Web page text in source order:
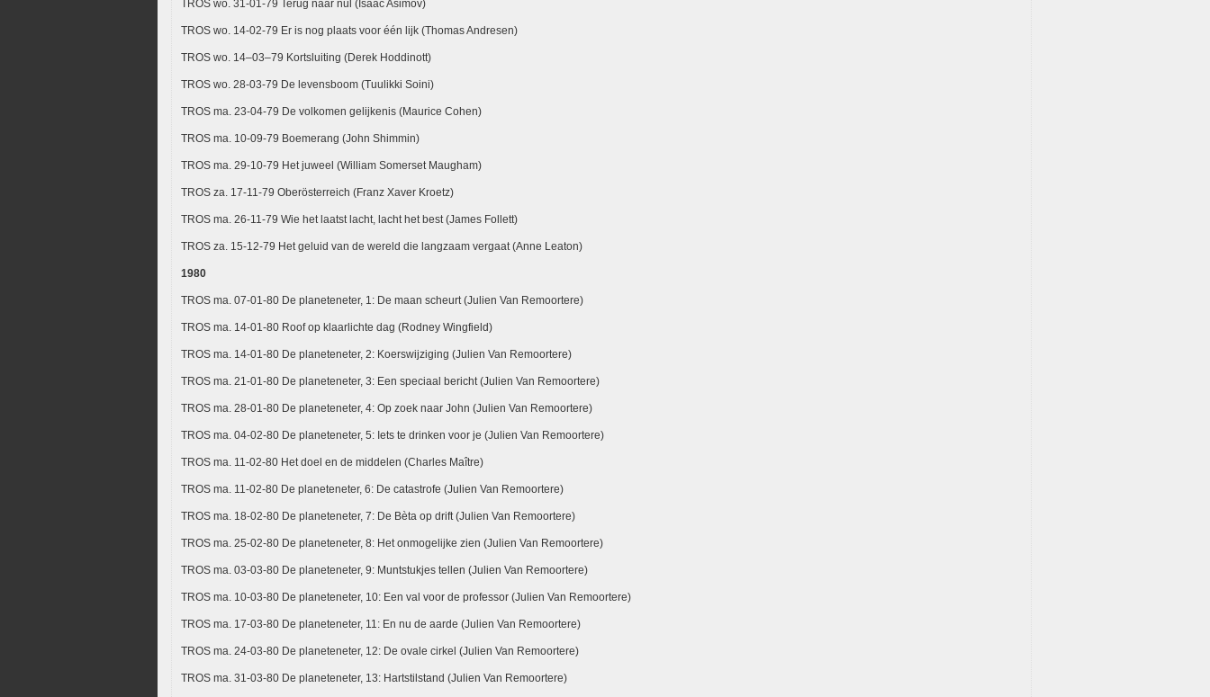
TROS wo. 31-01-79 Terug naar nul (Isaac Asimov)
TROS wo. 14-02-79 Er is nog plaats voor één lijk (Thomas Andresen)
TROS wo. 14–03–79 Kortsluiting (Derek Hoddinott)
TROS wo. 28-03-79 De levensboom (Tuulikki Soini)
TROS ma. 23-04-79 De volkomen gelijkenis (Maurice Cohen)
TROS ma. 10-09-79 Boemerang (John Shimmin)
TROS ma. 29-10-79 Het juweel (William Somerset Maugham)
TROS za. 17-11-79 Oberösterreich (Franz Xaver Kroetz)
TROS ma. 26-11-79 Wie het laatst lacht, lacht het best (James Follett)
TROS za. 15-12-79 Het geluid van de wereld die langzaam vergaat (Anne Leaton)
1980
TROS ma. 07-01-80 De planeteneter, 1: De maan scheurt (Julien Van Remoortere)
TROS ma. 14-01-80 Roof op klaarlichte dag (Rodney Wingfield)
TROS ma. 14-01-80 De planeteneter, 2: Koerswijziging (Julien Van Remoortere)
TROS ma. 21-01-80 De planeteneter, 3: Een speciaal bericht (Julien Van Remoortere)
TROS ma. 28-01-80 De planeteneter, 4: Op zoek naar John (Julien Van Remoortere)
TROS ma. 04-02-80 De planeteneter, 5: Iets te drinken voor je (Julien Van Remoortere)
TROS ma. 11-02-80 Het doel en de middelen (Charles Maître)
TROS ma. 11-02-80 De planeteneter, 6: De catastrofe (Julien Van Remoortere)
TROS ma. 18-02-80 De planeteneter, 7: De Bèta op drift (Julien Van Remoortere)
TROS ma. 25-02-80 De planeteneter, 8: Het onmogelijke zien (Julien Van Remoortere)
TROS ma. 03-03-80 De planeteneter, 9: Muntstukjes tellen (Julien Van Remoortere)
TROS ma. 10-03-80 De planeteneter, 10: Een val voor de professor (Julien Van Remoortere)
TROS ma. 17-03-80 De planeteneter, 11: En nu de aarde (Julien Van Remoortere)
TROS ma. 24-03-80 De planeteneter, 12: De ovale cirkel (Julien Van Remoortere)
TROS ma. 31-03-80 De planeteneter, 13: Hartstilstand (Julien Van Remoortere)